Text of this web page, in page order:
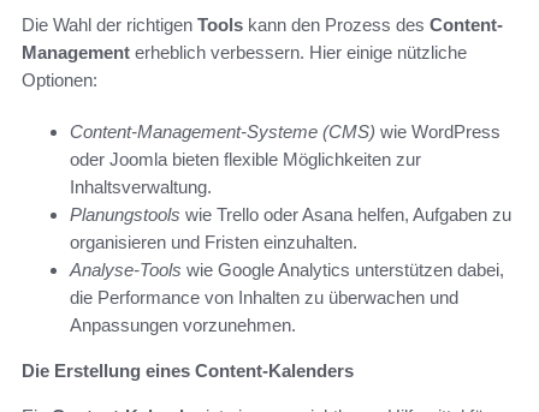
Die Wahl der richtigen Tools kann den Prozess des Content-
Management erheblich verbessern. Hier einige nützliche
Optionen:
Content-Management-Systeme (CMS) wie WordPress
oder Joomla bieten flexible Möglichkeiten zur
Inhaltsverwaltung.
Planungstools wie Trello oder Asana helfen, Aufgaben zu
organisieren und Fristen einzuhalten.
Analyse-Tools wie Google Analytics unterstützen dabei,
die Performance von Inhalten zu überwachen und
Anpassungen vorzunehmen.
Die Erstellung eines Content-Kalenders